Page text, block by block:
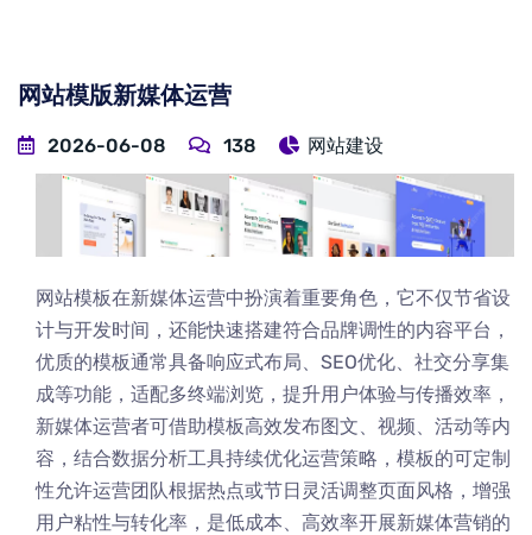
网站模版新媒体运营
2026-06-08 138 网站建设
网站模板在新媒体运营中扮演着重要角色，它不仅节省设
计与开发时间，还能快速搭建符合品牌调性的内容平台，
优质的模板通常具备响应式布局、SEO优化、社交分享集
成等功能，适配多终端浏览，提升用户体验与传播效率，
新媒体运营者可借助模板高效发布图文、视频、活动等内
容，结合数据分析工具持续优化运营策略，模板的可定制
性允许运营团队根据热点或节日灵活调整页面风格，增强
用户粘性与转化率，是低成本、高效率开展新媒体营销的